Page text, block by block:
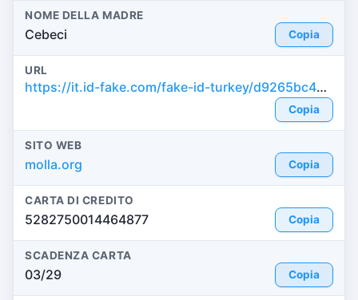
NOME DELLA MADRE
Cebeci Copia
URL
https://it.id-fake.com/fake-id-turkey/d9265bc453af088d4274307a6313e04a
Copia
SITO WEB
molla.org Copia
CARTA DI CREDITO
5282750014464877 Copia
SCADENZA CARTA
03/29 Copia